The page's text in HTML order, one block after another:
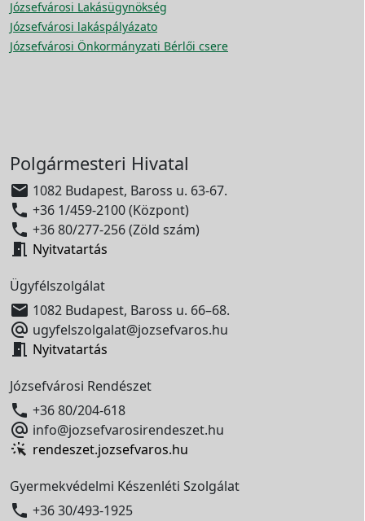
Józsefvárosi Lakásügynökség
Józsefvárosi lakáspályázato
Józsefvárosi Önkormányzati Bérlői csere
Polgármesteri Hivatal
 1082 Budapest, Baross u. 63-67.
 +36 1/459-2100 (Központ)
 +36 80/277-256 (Zöld szám)
 Nyitvatartás
Ügyfélszolgálat
 1082 Budapest, Baross u. 66–68.
 ugyfelszolgalat@jozsefvaros.hu
 Nyitvatartás
Józsefvárosi Rendészet
 +36 80/204-618
 info@jozsefvarosirendeszet.hu
rendeszet.jozsefvaros.hu
Gyermekvédelmi Készenléti Szolgálat
 +36 30/493-1925